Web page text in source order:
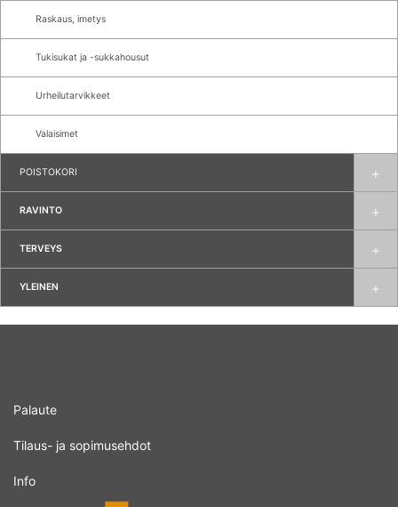
Raskaus, imetys
Tukisukat ja -sukkahousut
Urheilutarvikkeet
Valaisimet
POISTOKORI
RAVINTO
TERVEYS
YLEINEN
Palaute
Tilaus- ja sopimusehdot
Info